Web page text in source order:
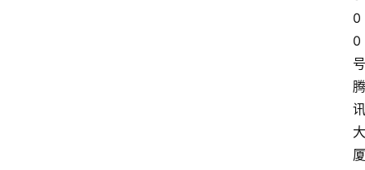
0
0
号
腾
讯
大
厦